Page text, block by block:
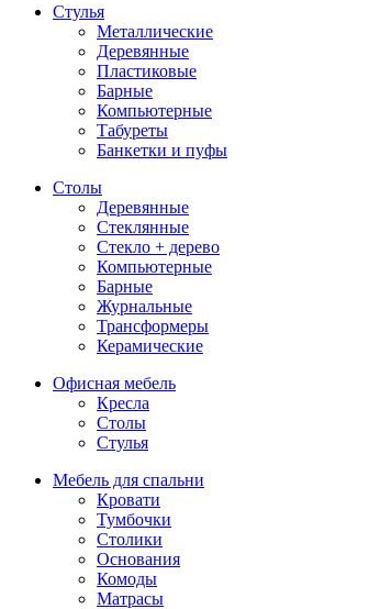
Стулья
Металлические
Деревянные
Пластиковые
Барные
Компьютерные
Табуреты
Банкетки и пуфы
Столы
Деревянные
Стеклянные
Стекло + дерево
Компьютерные
Барные
Журнальные
Трансформеры
Керамические
Офисная мебель
Кресла
Столы
Стулья
Мебель для спальни
Кровати
Тумбочки
Столики
Основания
Комоды
Матрасы